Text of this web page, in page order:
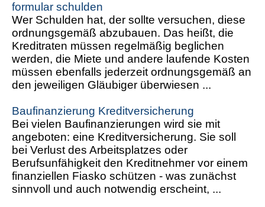
formular schulden
Wer Schulden hat, der sollte versuchen, diese
ordnungsgemäß abzubauen. Das heißt, die
Kreditraten müssen regelmäßig beglichen
werden, die Miete und andere laufende Kosten
müssen ebenfalls jederzeit ordnungsgemäß an
den jeweiligen Gläubiger überwiesen ...
Baufinanzierung Kreditversicherung
Bei vielen Baufinanzierungen wird sie mit
angeboten: eine Kreditversicherung. Sie soll
bei Verlust des Arbeitsplatzes oder
Berufsunfähigkeit den Kreditnehmer vor einem
finanziellen Fiasko schützen - was zunächst
sinnvoll und auch notwendig erscheint, ...